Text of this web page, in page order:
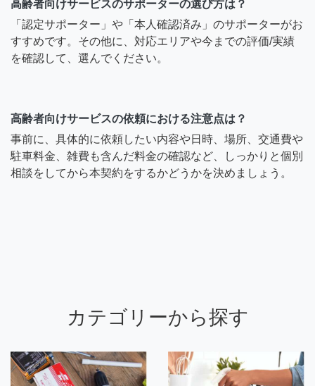
高齢者向けサービスのサポーターの選び方は？
「認定サポーター」や「本人確認済み」のサポーターがお
すすめです。その他に、対応エリアや今までの評価/実績
を確認して、選んでください。
高齢者向けサービスの依頼における注意点は？
事前に、具体的に依頼したい内容や日時、場所、交通費や
駐車料金、雑費も含んだ料金の確認など、しっかりと個別
相談をしてから本契約をするかどうかを決めましょう。
カテゴリーから探す